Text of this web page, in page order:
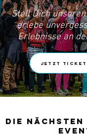
Stell Dich
erlebe
Erlebnisse an
Jetzt
die nächsten